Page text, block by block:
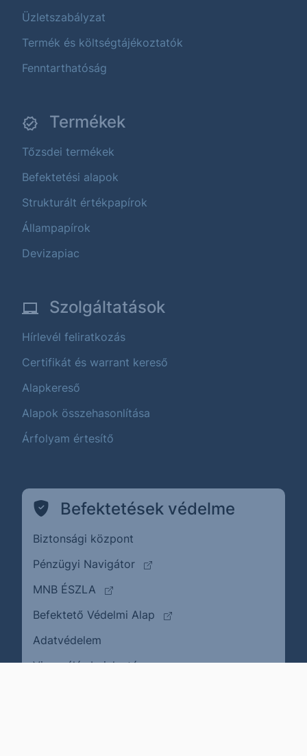
Üzletszabályzat
Termék és költségtájékoztatók
Fenntarthatóság
Termékek
Tőzsdei termékek
Befektetési alapok
Strukturált értékpapírok
Állampapírok
Devizapiac
Szolgáltatások
Hírlevél feliratkozás
Certifikát és warrant kereső
Alapkereső
Alapok összehasonlítása
Árfolyam értesítő
Befektetések védelme
Biztonsági központ
Pénzügyi Navigátor
(külső oldalra ugrik)
MNB ÉSZLA
(külső oldalra ugrik)
Befektető Védelmi Alap
(külső oldalra ugrik)
Adatvédelem
Visszaélés bejelentése(külső oldalra ugrik)